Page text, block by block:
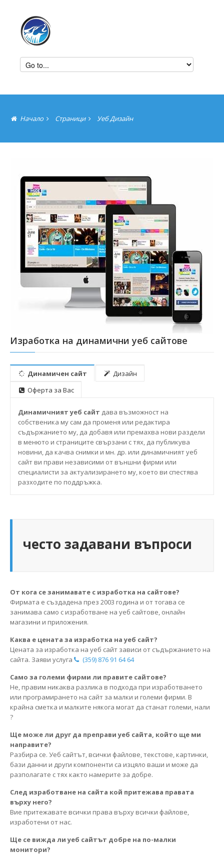
Начало Страници Уеб Дизайн
Изработка на динамични уеб сайтове
Динамичен сайт
Дизайн
Оферта за Вас
Динамичният уеб сайт дава възможност на
собственика му сам да променя или редактира
съдържанието му, да добавя или премахва нови раздели
в менюто и страниците свързани с тях, да публикува
новини, да качва снимки и мн. др. или динамичният уеб
сайт ви прави независими от външни фирми или
специалисти за актуализирането му, което ви спестява
разходите по поддръжка.
често задавани въпроси
От кога се занимавате с изработка на сайтове?
Фирмата е създадена през 2003 година и от тогава се
занимава само с изработване на уеб сайтове, онлайн
магазини и приложения.
Каква е цената за изработка на уеб сайт?
Цената за изработка на уеб сайт зависи от съдържанието на
сайта. Заяви услуга
(359) 876 91 64 64
Само за големи фирми ли правите сайтове?
Не, правим никаква разлика в подхода при изработването
или програмирането на сайт за малки и големи фирми. В
крайна сметка и малките някога могат да станат големи, нали
?
Ще може ли друг да преправи уеб сайта, който ще ми
направите?
Разбира се. Уеб сайтът, всички файлове, текстове, картинки,
бази данни и други компоненти са изцяло ваши и може да
разполагате с тях както намерите за добре.
След изработване на сайта кой притежава правата
върху него?
Вие притежавате всички права върху всички файлове,
изработени от нас.
Ще се вижда ли уеб сайтът добре на по-малки
монитори?